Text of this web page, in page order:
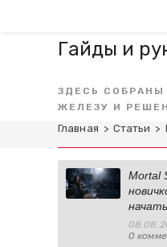
Гайды и
ЗДЕСЬ
ЖЕЛЕЗУ И
Главная > Статьи >
Mortal
начать
0